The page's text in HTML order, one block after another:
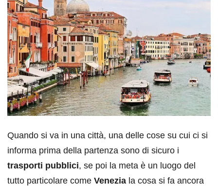
Quando si va in una città, una delle cose su cui ci si
informa prima della partenza sono di sicuro i
trasporti pubblici, se poi la meta è un luogo del
tutto particolare come Venezia la cosa si fa ancora